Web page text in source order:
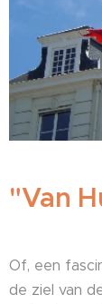
"Van
Of, een
de ziel van